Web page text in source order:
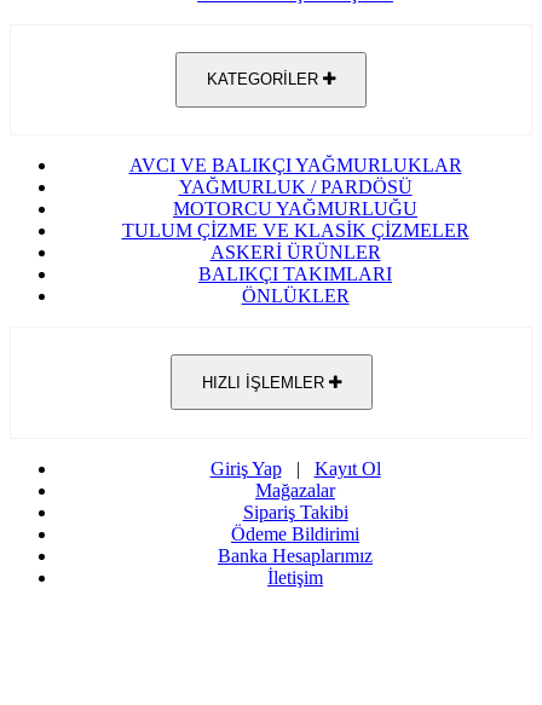
KATEGORİLER
AVCI VE BALIKÇI YAĞMURLUKLAR
YAĞMURLUK / PARDÖSÜ
MOTORCU YAĞMURLUĞU
TULUM ÇİZME VE KLASİK ÇİZMELER
ASKERİ ÜRÜNLER
BALIKÇI TAKIMLARI
ÖNLÜKLER
HIZLI İŞLEMLER
Giriş Yap| Kayıt Ol
Mağazalar
Sipariş Takibi
Ödeme Bildirimi
Banka Hesaplarımız
İletişim